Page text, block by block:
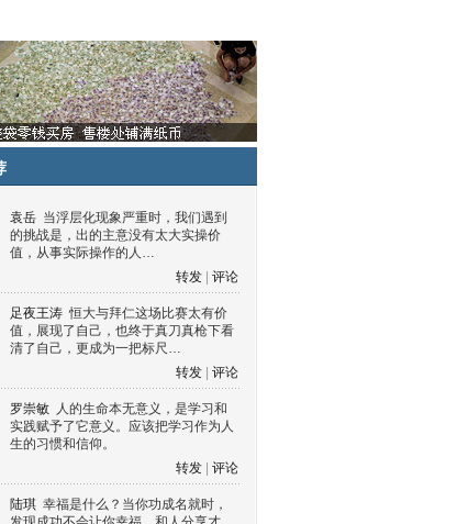
袁岳 当浮层化现象严重时，我们遇到
的挑战是，出的主意没有太大实操价
值，从事实际操作的人…
转发
评论
足夜王涛 恒大与拜仁这场比赛太有价
值，展现了自己，也终于真刀真枪下看
清了自己，更成为一把标尺…
转发
评论
罗崇敏 人的生命本无意义，是学习和
实践赋予了它意义。应该把学习作为人
生的习惯和信仰。
转发
评论
陆琪 幸福是什么？当你功成名就时，